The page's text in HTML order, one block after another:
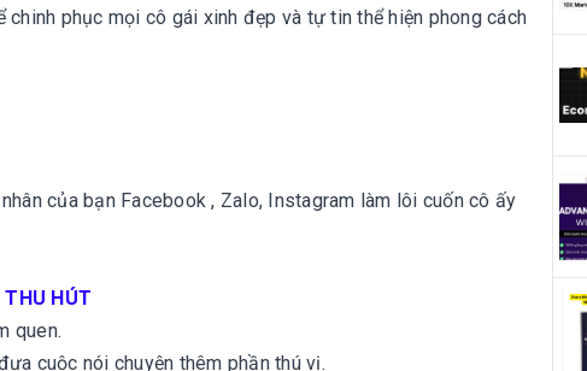
phục mọi cô gái xinh đẹp và tự tin thể hiện phong cách
của bạn Facebook , Zalo, Instagram làm lôi cuốn cô ấy
HÚT
quen.
cuộc nói chuyện thêm phần thú vị.